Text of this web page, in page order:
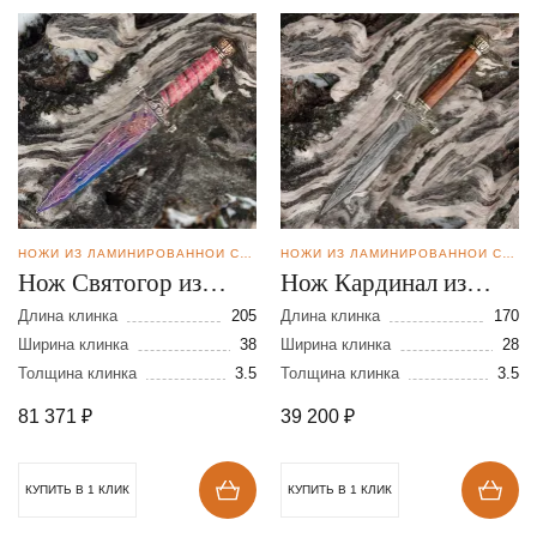
Нож Святогор из
ламинированной
стали
Длина клинка
205
Ширина клинка
38
Толщина клинка
3.5
81 371 ₽
КУПИТЬ В 1 КЛИК
Нож Кардинал из
ламинированной
стали
Длина клинка
170
Ширина клинка
28
Толщина клинка
3.5
39 200 ₽
КУПИТЬ В 1 КЛИК